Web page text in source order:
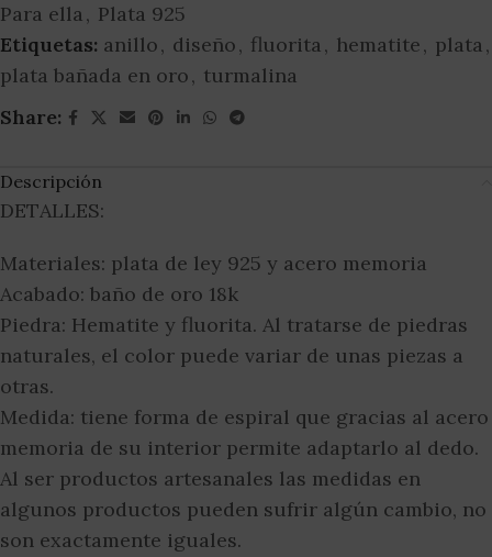
Para ella, Plata 925
Etiquetas: anillo, diseño, fluorita, hematite, plata,
plata bañada en oro, turmalina
Share:
Descripción
DETALLES:
Materiales: plata de ley 925 y acero memoria
Acabado: baño de oro 18k
Piedra: Hematite y fluorita. Al tratarse de piedras
naturales, el color puede variar de unas piezas a
otras.
Medida: tiene forma de espiral que gracias al acero
memoria de su interior permite adaptarlo al dedo.
Al ser productos artesanales las medidas en
algunos productos pueden sufrir algún cambio, no
son exactamente iguales.